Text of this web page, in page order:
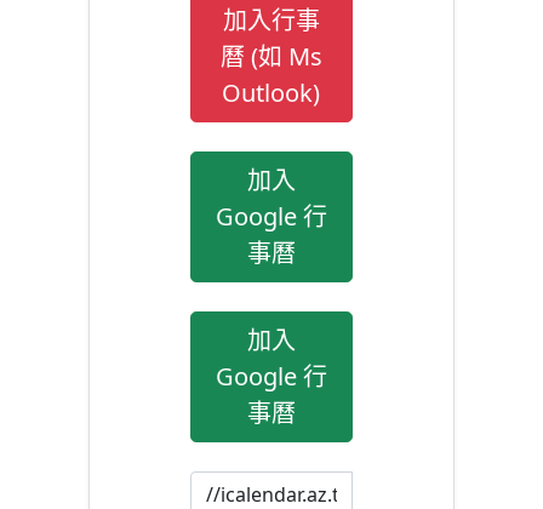
加入行事
曆 (如 Ms
Outlook)
加入
Google 行
事曆
加入
Google 行
事曆